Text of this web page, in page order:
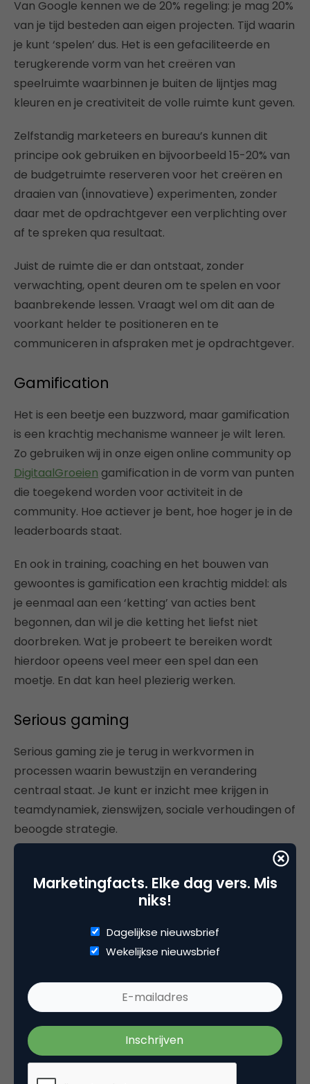
Van Google kennen we de 20% regeling: je mag 20%
van je tijd besteden aan eigen projecten. Tijd waarin
je kunt ‘spelen’ dus. Het is een gefaciliteerde en
terugkerende vorm van het creëren van
speelruimte waarbinnen je buiten de lijntjes mag
kleuren en je creativiteit de volle ruimte kunt geven.
Zelfstandig marketeers en bureau’s kunnen dit
principe ook gebruiken en bijvoorbeeld 15-20% van
de budgetruimte reserveren voor het creëren en
draaien van (innovatieve) experimenten, zonder
daar met de opdrachtgever een verplichting over
af te spreken qua resultaat.
Juist de ruimte die er dan ontstaat, zonder
verwachting, opent deuren om te spelen en voor
baanbrekende lessen. Vraagt wel om dit aan de
voorkant helder te positioneren en te
communiceren in afspraken met je opdrachtgever.
Gamification
Het is een beetje een buzzword, maar gamification
is een krachtig mechanisme wanneer je wilt leren.
Zo gebruiken wij in onze eigen online community op
DigitaalGroeien gamification in de vorm van punten
die toegekend worden voor activiteit in de
community. Hoe actiever je bent, hoe hoger je in de
leaderboards staat.
En ook in training, coaching en het bouwen van
gewoontes is gamification een krachtig middel: als
je eenmaal aan een ‘ketting’ van acties bent
begonnen, dan wil je die ketting het liefst niet
doorbreken. Wat je probeert te bereiken wordt
hierdoor opeens veel meer een spel dan een
moetje. En dat kan heel plezierig werken.
Serious gaming
Serious gaming zie je terug in werkvormen in
processen waarin bewustzijn en verandering
centraal staat. Je kunt er inzicht mee krijgen in
teamdynamiek, zienswijzen, sociale verhoudingen of
beoogde strategie.
experimenten, fictieve cases die je oplost in break-
out sessies of het bouwen met lego: serious gaming
van bewustzijn waarbij de limitatie van je
denkkaders wordt opgerekt.
Door een veilige spelomgeving te creëren komen
er waardevolle inzichten boven water die anders in
de onderstroom waren blijven hangen.
Pak zelf de lego weer uit de kast
Marketingfacts. Elke dag vers. Mis
niks!
Dagelijkse nieuwsbrief
Wekelijkse nieuwsbrief